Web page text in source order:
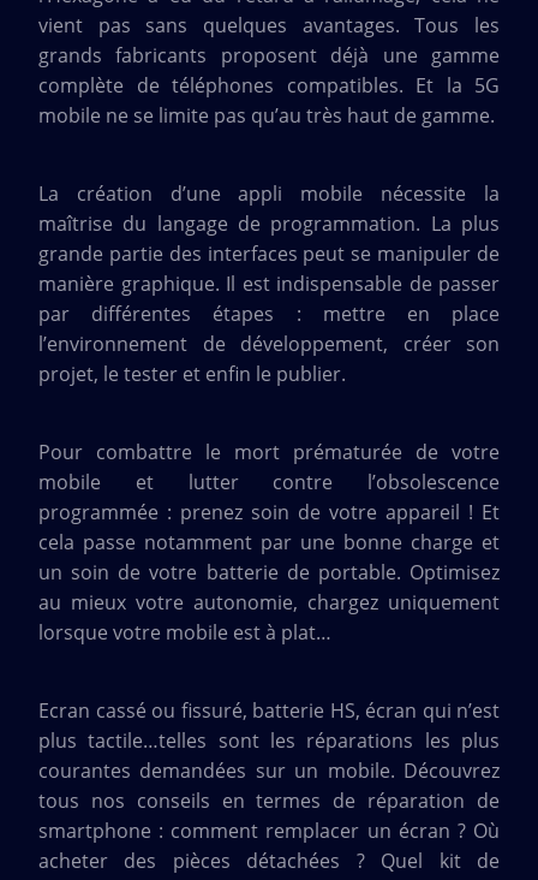
vient pas sans quelques avantages. Tous les
grands fabricants proposent déjà une gamme
complète de téléphones compatibles. Et la 5G
mobile ne se limite pas qu’au très haut de gamme.
La création d’une appli mobile nécessite la
maîtrise du langage de programmation. La plus
grande partie des interfaces peut se manipuler de
manière graphique. Il est indispensable de passer
par différentes étapes : mettre en place
l’environnement de développement, créer son
projet, le tester et enfin le publier.
Pour combattre le mort prématurée de votre
mobile et lutter contre l’obsolescence
programmée : prenez soin de votre appareil ! Et
cela passe notamment par une bonne charge et
un soin de votre batterie de portable. Optimisez
au mieux votre autonomie, chargez uniquement
lorsque votre mobile est à plat…
Ecran cassé ou fissuré, batterie HS, écran qui n’est
plus tactile…telles sont les réparations les plus
courantes demandées sur un mobile. Découvrez
tous nos conseils en termes de réparation de
smartphone : comment remplacer un écran ? Où
acheter des pièces détachées ? Quel kit de